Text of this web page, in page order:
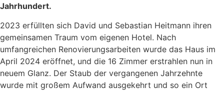
Jahrhundert.
2023 erfüllten sich David und Sebastian Heitmann ihren
gemeinsamen Traum vom eigenen Hotel. Nach
umfangreichen Renovierungsarbeiten wurde das Haus im
April 2024 eröffnet, und die 16 Zimmer erstrahlen nun in
neuem Glanz. Der Staub der vergangenen Jahrzehnte
wurde mit großem Aufwand ausgekehrt und so ein Ort